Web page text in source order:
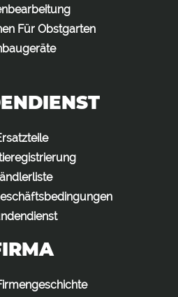
Für Obstgarten